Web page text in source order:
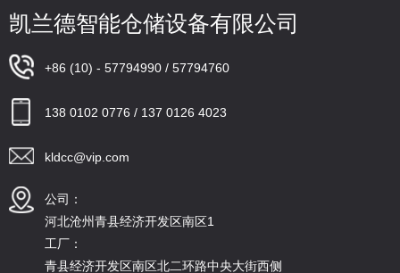
凯兰德智能仓储设备有限公司
+86 (10) - 57794990 / 57794760
138 0102 0776 / 137 0126 4023
kldcc@vip.com
公司：
河北沧州青县经济开发区南区1
工厂：
青县经济开发区南区北二环路中央大街西侧